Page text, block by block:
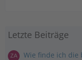
Letzte Beiträge
Wie finde ich die